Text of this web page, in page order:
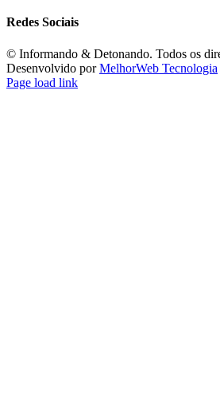
Redes Sociais
©️ Informando & Detonando. Todos os
Desenvolvido porMelhorWeb Tecnologia
Page load link